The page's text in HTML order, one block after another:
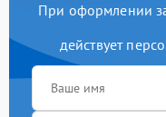
При оформлении
действует